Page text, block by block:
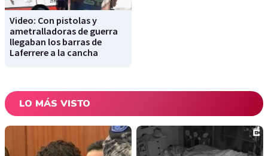
Video: Con pistolas y
ametralladoras de guerra
llegaban los barras de
Laferrere a la cancha
LO MÁS VISTO